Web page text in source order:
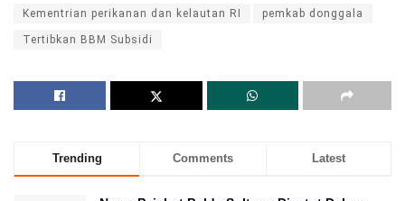
Kementrian perikanan dan kelautan RI pemkab donggala
Tertibkan BBM Subsidi
Trending Comments Latest